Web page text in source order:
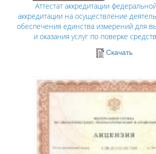
Аттестат аккредитации
аккредитации на осуществление
обеспечения единства измерений для
и оказания услуг по поверке
Скачать